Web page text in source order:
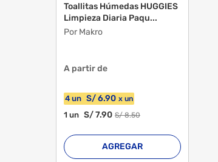
Toallitas Húmedas HUGGIES
Limpieza Diaria Paqu...
Por Makro
A partir de
4 un S/6.90 x un
1 un S/7.90 S/8.50
AGREGAR